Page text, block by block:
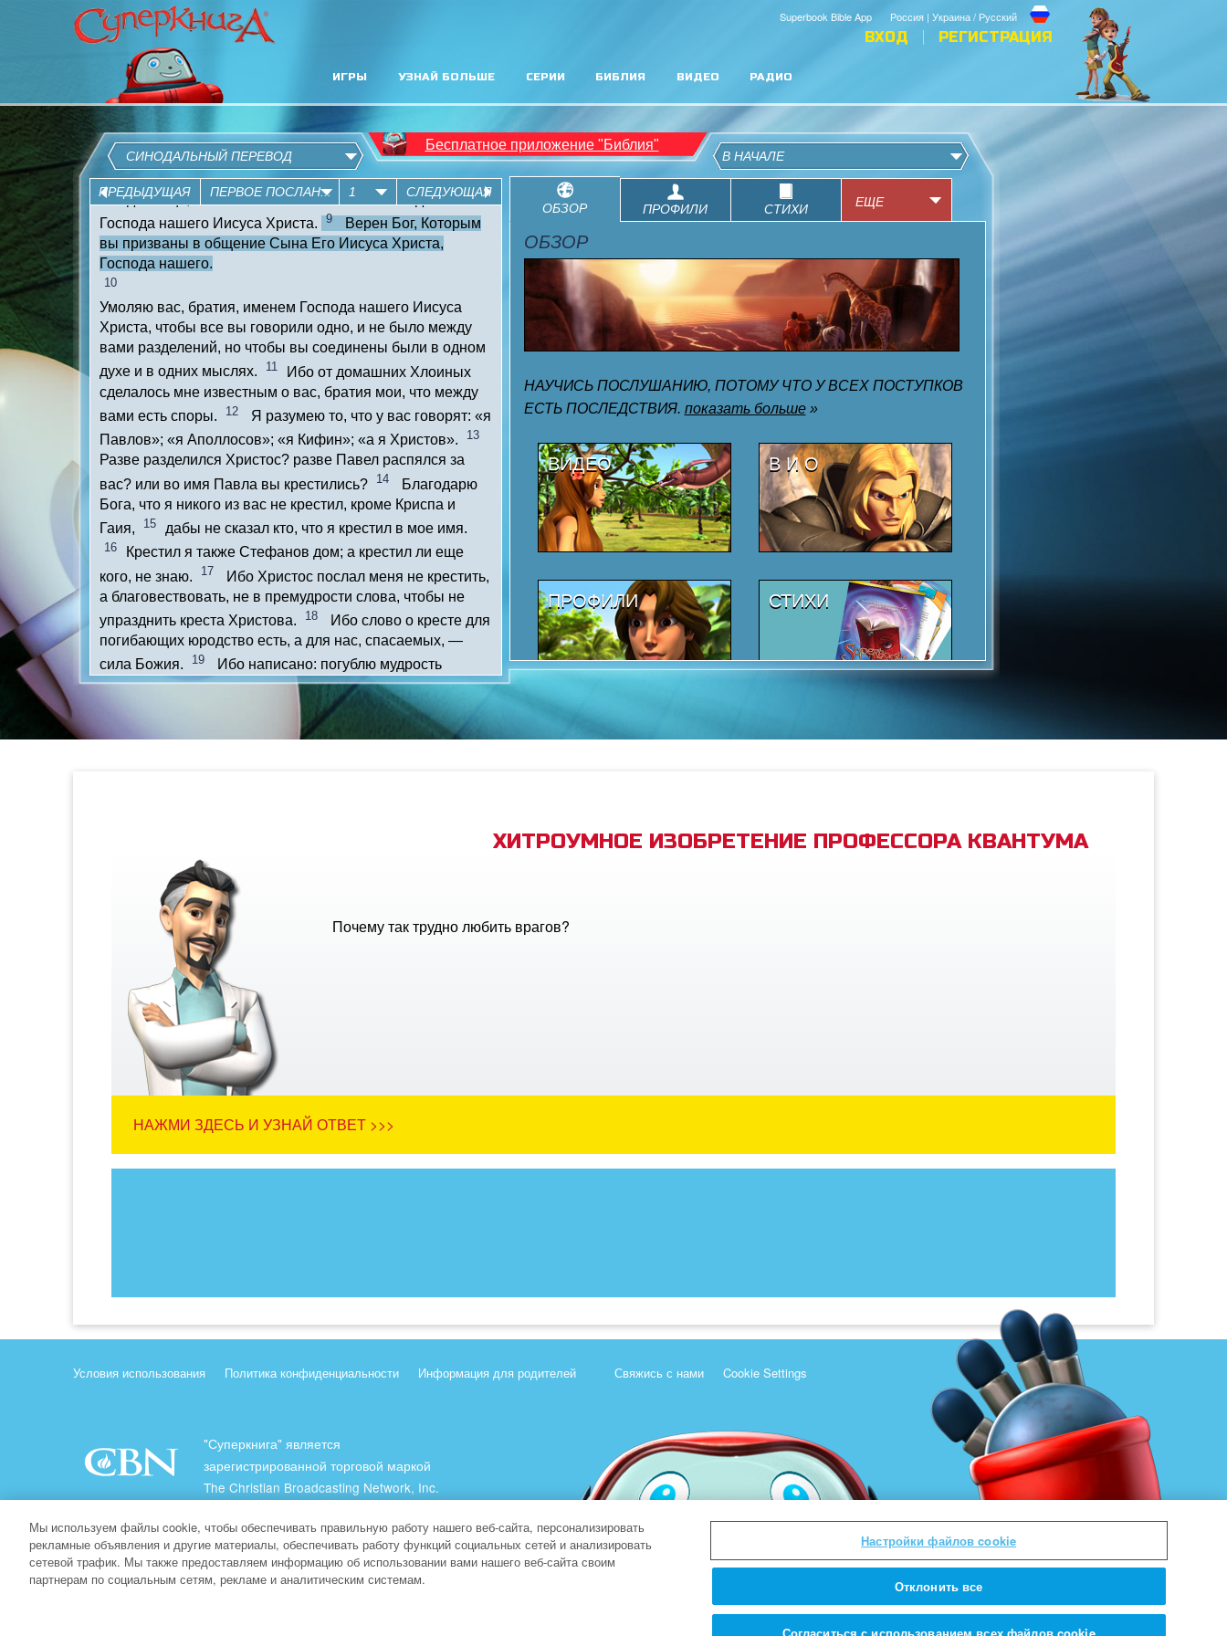
Россия | Украина / Русский
Superbook Bible App
ВХОД РЕГИСТРАЦИЯ
ИГРЫ УЗНАЙ БОЛЬШЕ СЕРИИ БИБЛИЯ ВИДЕО РАДИО
ХИТРОУМНОЕ ИЗОБРЕТЕНИЕ ПРОФЕССОРА КВАНТУМА
Почему так трудно любить врагов?
НАЖМИ ЗДЕСЬ И УЗНАЙ ОТВЕТ >>>
Условия использования Политика конфиденциальности Информация для родителей Свяжись с нами Cookie Settings
"Суперкнига" является
зарегистрированной торговой маркой
The Christian Broadcasting Network, Inc.
Все права защищены.
About CBN
Мы используем файлы cookie, чтобы обеспечивать правильную работу нашего веб-сайта, персонализировать
рекламные объявления и другие материалы, обеспечивать работу функций социальных сетей и анализировать
сетевой трафик. Мы также предоставляем информацию об использовании вами нашего веб-сайта своим
партнерам по социальным сетям, рекламе и аналитическим системам.
Настройки файлов cookie
Отклонить все